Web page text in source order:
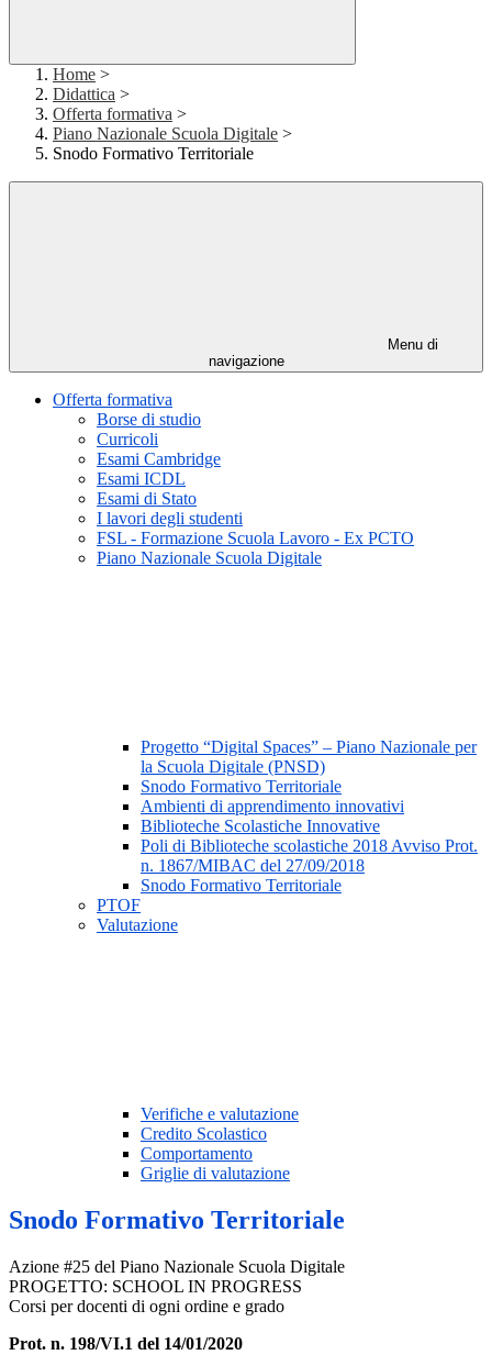
Home >
Didattica >
Offerta formativa >
Piano Nazionale Scuola Digitale >
Snodo Formativo Territoriale
Menu di
navigazione
Offerta formativa
Borse di studio
Curricoli
Esami Cambridge
Esami ICDL
Esami di Stato
I lavori degli studenti
FSL - Formazione Scuola Lavoro - Ex PCTO
Piano Nazionale Scuola Digitale
Progetto “Digital Spaces” – Piano Nazionale per
la Scuola Digitale (PNSD)
Snodo Formativo Territoriale
Ambienti di apprendimento innovativi
Biblioteche Scolastiche Innovative
Poli di Biblioteche scolastiche 2018 Avviso Prot.
n. 1867/MIBAC del 27/09/2018
Snodo Formativo Territoriale
PTOF
Valutazione
Verifiche e valutazione
Credito Scolastico
Comportamento
Griglie di valutazione
Snodo Formativo Territoriale
Azione #25 del Piano Nazionale Scuola Digitale
PROGETTO: SCHOOL IN PROGRESS
Corsi per docenti di ogni ordine e grado
Prot. n. 198/VI.1 del 14/01/2020